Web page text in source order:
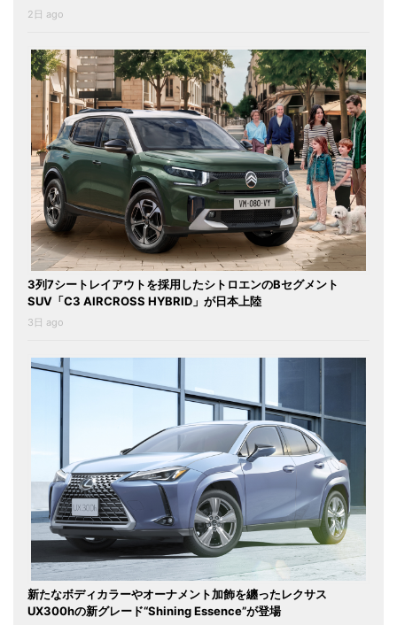
2日 ago
3列7シートレイアウトを採用したシトロエンのBセグメント
SUV「C3 AIRCROSS HYBRID」が日本上陸
3日 ago
新たなボディカラーやオーナメント加飾を纏ったレクサス
UX300hの新グレード“Shining Essence”が登場